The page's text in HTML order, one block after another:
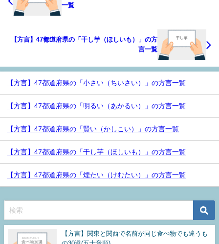
一覧
【方言】47都道府県の「干し芋（ほしいも）」の方
言一覧
【方言】47都道府県の「小さい（ちいさい）」の方言一覧
【方言】47都道府県の「明るい（あかるい）」の方言一覧
【方言】47都道府県の「賢い（かしこい）」の方言一覧
【方言】47都道府県の「干し芋（ほしいも）」の方言一覧
【方言】47都道府県の「煙たい（けむたい）」の方言一覧
【方言】関東と関西で名前が同じ食べ物でも違うも